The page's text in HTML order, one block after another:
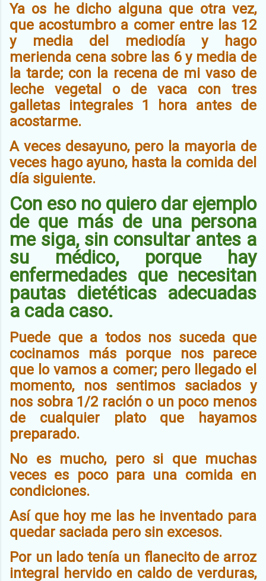
Ya os he dicho alguna que otra vez,
que acostumbro a comer entre las 12
y media del mediodía y hago
merienda cena sobre las 6 y media de
la tarde; con la recena de mi vaso de
leche vegetal o de vaca con tres
galletas integrales 1 hora antes de
acostarme.
A veces desayuno, pero la mayoria de
veces hago ayuno, hasta la comida del
día siguiente.
Con eso no quiero dar ejemplo
de que más de una persona
me siga, sin consultar antes a
su médico, porque hay
enfermedades que necesitan
pautas dietéticas adecuadas
a cada caso.
Puede que a todos nos suceda que
cocinamos más porque nos parece
que lo vamos a comer; pero llegado el
momento, nos sentimos saciados y
nos sobra 1/2 ración o un poco menos
de cualquier plato que hayamos
preparado.
No es mucho, pero si que muchas
veces es poco para una comida en
condiciones.
Así que hoy me las he inventado para
quedar saciada pero sin excesos.
Por un lado tenía un flanecito de arroz
integral hervido en caldo de verduras,